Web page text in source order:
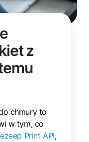
z
chmury to
w tym, co
ezeep Print API,